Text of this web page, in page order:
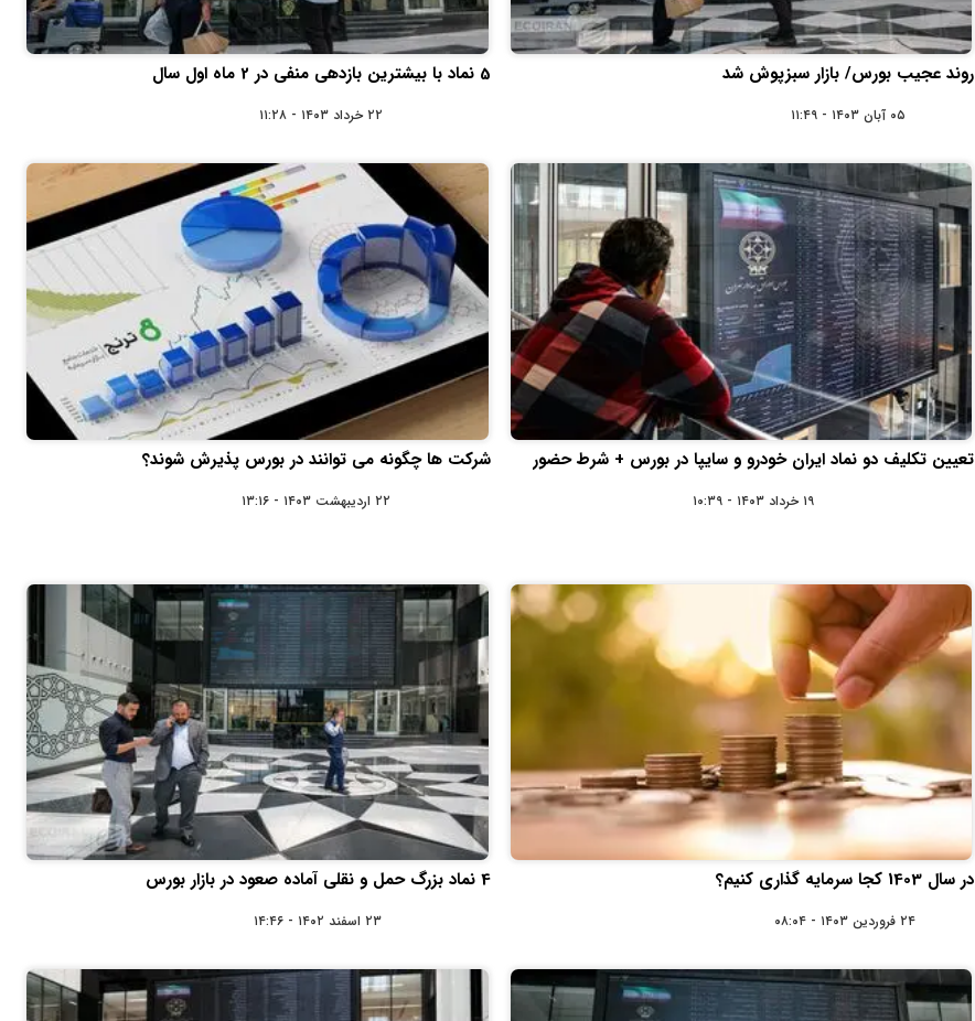
روند عجیب بورس/ بازار سبزپوش شد
۰۵ آبان ۱۴۰۳ - ۱۱:۴۹
5 نماد با بیشترین بازدهی منفی در 2 ماه اول سال
۲۲ خرداد ۱۴۰۳ - ۱۱:۲۸
تعیین تکلیف دو نماد ایران خودرو و سایپا در بورس + شرط حضور
۱۹ خرداد ۱۴۰۳ - ۱۰:۳۹
شرکت‌ ها چگونه می ‌توانند در بورس پذیرش شوند؟
۲۲ اردیبهشت ۱۴۰۳ - ۱۳:۱۶
در سال 1403 کجا ‌‌سرمایه‌ گذاری کنیم؟
۲۴ فروردین ۱۴۰۳ - ۰۸:۰۴
4 نماد بزرگ حمل و نقلی آماده صعود در بازار بورس
۲۳ اسفند ۱۴۰۲ - ۱۴:۴۶